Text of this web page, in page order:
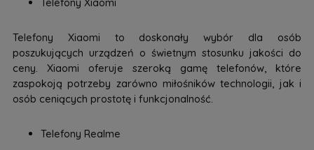
Telefony Xiaomi to doskonały wybór dla osób
poszukujących urządzeń o świetnym stosunku jakości do
ceny. Xiaomi oferuje szeroką gamę telefonów, które
zaspokoją potrzeby zarówno miłośników technologii, jak i
osób ceniących prostotę i funkcjonalność.
Telefony Realme